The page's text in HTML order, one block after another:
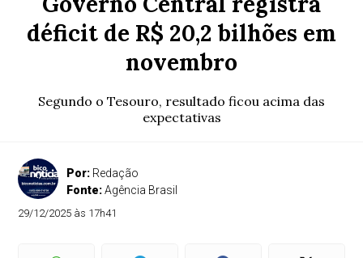
déficit de R$ 20,2 bilhões em
novembro
Segundo o Tesouro, resultado ficou acima das
expectativas
Por: Redação
Fonte:Agência Brasil
29/12/2025 às 17h41